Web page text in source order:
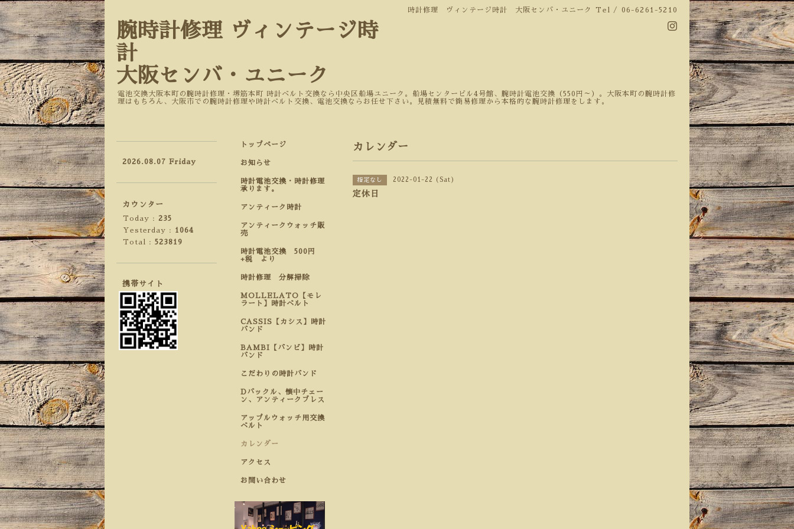
時計修理 ヴィンテージ時計 大阪センバ・ユニーク Tel / 06-6261-5210
腕時計修理 ヴィンテージ時
計
大阪センバ・ユニーク
電池交換大阪本町の腕時計修理・堺筋本町 時計ベルト交換なら中央区船場ユニーク。船場センタービル4号館、腕時計電池交換（550円～）。大阪本町の腕時計修
理はもちろん、大阪市での腕時計修理や時計ベルト交換、電池交換ならお任せ下さい。見積無料で簡易修理から本格的な腕時計修理をします。
カレンダー
指定なし 2022-01-22 (Sat)
定休日
トップページ
お知らせ
時計電池交換・時計修理
承ります。
アンティーク時計
アンティークウォッチ販
売
時計電池交換 500円
+税 より
時計修理 分解掃除
MOLLELATO【モレ
ラート】時計ベルト
CASSIS【カシス】時計
バンド
BAMBI【バンビ】時計
バンド
こだわりの時計バンド
Dバックル、懐中チェー
ン、アンティークブレス
アップルウォッチ用交換
ベルト
カレンダー
アクセス
お問い合わせ
2026.08.07 Friday
カウンター
Today : 235
Yesterday : 1064
Total : 523819
携帯サイト